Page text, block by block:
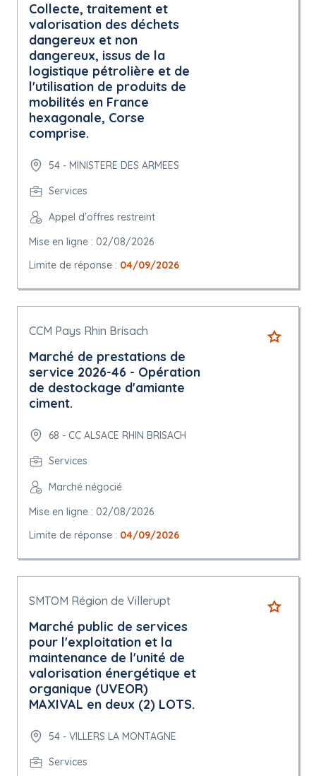
Collecte, traitement et
valorisation des déchets
dangereux et non
dangereux, issus de la
logistique pétrolière et de
l'utilisation de produits de
mobilités en France
hexagonale, Corse
comprise.
54 - MINISTERE DES ARMEES
Services
Appel d'offres restreint
Mise en ligne : 02/08/2026
Limite de réponse : 04/09/2026
CCM Pays Rhin Brisach
Marché de prestations de
service 2026-46 - Opération
de destockage d'amiante
ciment.
68 - CC ALSACE RHIN BRISACH
Services
Marché négocié
Mise en ligne : 02/08/2026
Limite de réponse : 04/09/2026
SMTOM Région de Villerupt
Marché public de services
pour l'exploitation et la
maintenance de l'unité de
valorisation énergétique et
organique (UVEOR)
MAXIVAL en deux (2) LOTS.
54 - VILLERS LA MONTAGNE
Services